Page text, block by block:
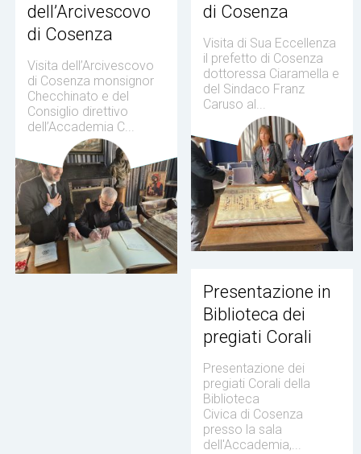
dell’Arcivescovo
di Cosenza
Visita dell’Arcivescovo
di Cosenza monsignor
Checchinato e del
Consiglio direttivo
dell’Accademia C...
di Cosenza
Visita di Sua Eccellenza
il prefetto di Cosenza
dottoressa Ciaramella e
del Sindaco Franz
Caruso al...
Presentazione in
Biblioteca dei
pregiati Corali
Presentazione dei
pregiati Corali della
Biblioteca
Civica di Cosenza
presso la sala
dell'Accademia,...